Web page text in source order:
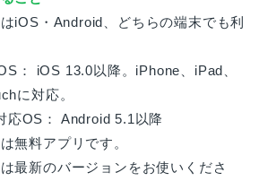
はiOS・Android、どちらの端末でも利
： iOS 13.0以降。iPhone、iPad、
に対応。
応OS： Android 5.1以降
無料アプリです。
は最新のバージョンをお使いくださ